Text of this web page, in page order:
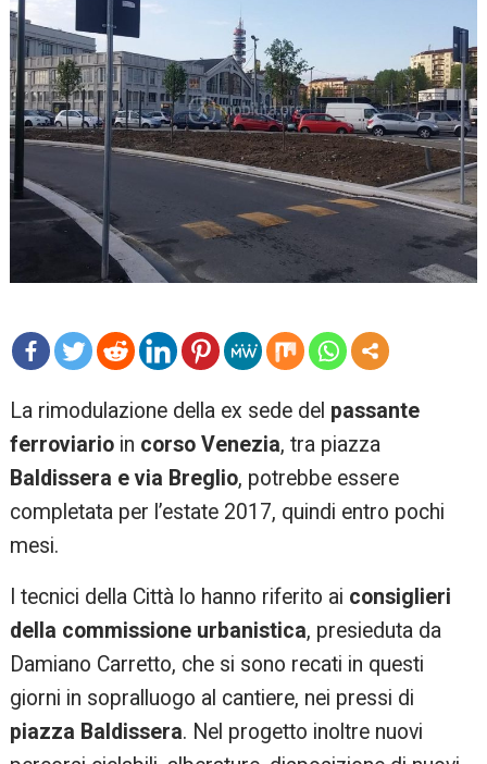
re
La rimodulazione della ex sede del passante
ferroviario in corso Venezia, tra piazza
Baldissera e via Breglio, potrebbe essere
completata per l’estate 2017, quindi entro pochi
mesi.
I tecnici della Città lo hanno riferito ai consiglieri
della commissione urbanistica, presieduta da
Damiano Carretto, che si sono recati in questi
giorni in sopralluogo al cantiere, nei pressi di
piazza Baldissera. Nel progetto inoltre nuovi